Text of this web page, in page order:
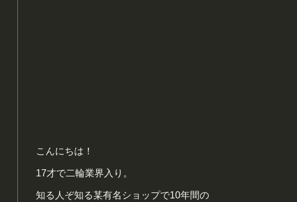
こんにちは！
17才で二輪業界入り。
知る人ぞ知る某有名ショップで10年間の